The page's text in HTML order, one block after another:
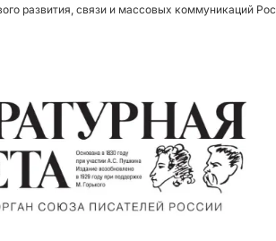
развития, связи и массовых коммуникаций